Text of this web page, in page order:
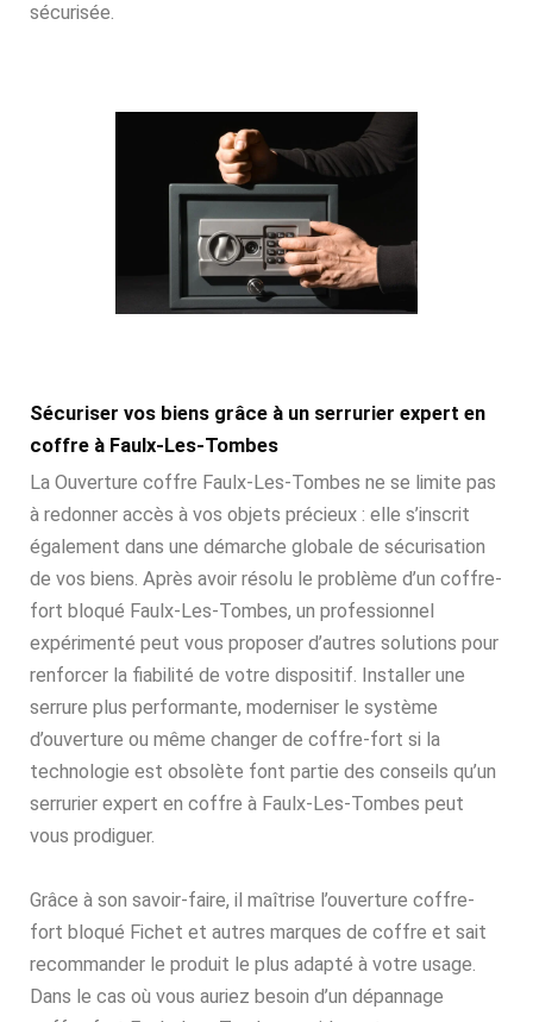
sécurisée.
Sécuriser vos biens grâce à un serrurier expert en
coffre à Faulx-Les-Tombes
La Ouverture coffre Faulx-Les-Tombes ne se limite pas
à redonner accès à vos objets précieux : elle s’inscrit
également dans une démarche globale de sécurisation
de vos biens. Après avoir résolu le problème d’un coffre-
fort bloqué Faulx-Les-Tombes, un professionnel
expérimenté peut vous proposer d’autres solutions pour
renforcer la fiabilité de votre dispositif. Installer une
serrure plus performante, moderniser le système
d’ouverture ou même changer de coffre-fort si la
technologie est obsolète font partie des conseils qu’un
serrurier expert en coffre à Faulx-Les-Tombes peut
vous prodiguer.
Grâce à son savoir-faire, il maîtrise l’ouverture coffre-
fort bloqué Fichet et autres marques de coffre et sait
recommander le produit le plus adapté à votre usage.
Dans le cas où vous auriez besoin d’un dépannage